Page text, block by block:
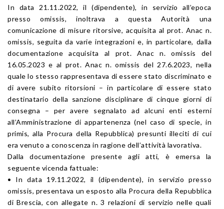
In data 21.11.2022, il (dipendente), in servizio all’epoca
presso omissis, inoltrava a questa Autorità una
comunicazione di misure ritorsive, acquisita al prot. Anac n.
omissis, seguita da varie integrazioni e, in particolare, dalla
documentazione acquisita al prot. Anac n. omissis del
16.05.2023 e al prot. Anac n. omissis del 27.6.2023, nella
quale lo stesso rappresentava di essere stato discriminato e
di avere subito ritorsioni – in particolare di essere stato
destinatario della sanzione disciplinare di cinque giorni di
consegna – per avere segnalato ad alcuni enti esterni
all’Amministrazione di appartenenza (nel caso di specie, in
primis, alla Procura della Repubblica) presunti illeciti di cui
era venuto a conoscenza in ragione dell’attività lavorativa.
Dalla documentazione presente agli atti, è emersa la
seguente vicenda fattuale:
• In data 19.11.2022, il (dipendente), in servizio presso
omissis, presentava un esposto alla Procura della Repubblica
di Brescia, con allegate n. 3 relazioni di servizio nelle quali